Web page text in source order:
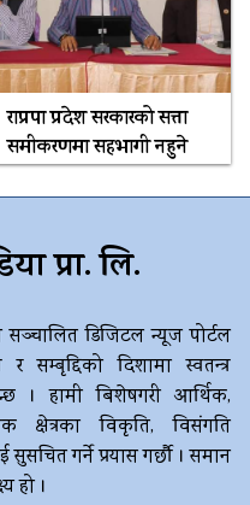
राप्रपा प्रदेश सरकारको सत्ता
समीकरणमा सहभागी नहुने
प्रा. लि.
सञ्चालित डिजिटल न्यूज पोर्टल
दिशामा स्वतन्त्र
। हामी बिशेषगरी आर्थिक,
क्षेत्रका विकृति, विसंगति
गर्ने प्रयास गर्छौ । समान
हो ।